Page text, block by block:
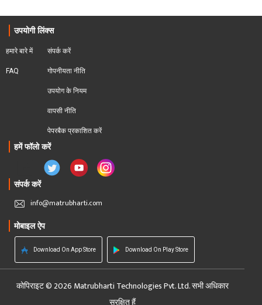
उपयोगी लिंक्स
हमारे बारे में
FAQ
संपर्क करें
गोपनीयता नीति
उपयोग के नियम
वापसी नीति
पेपरबैक प्रकाशित करें
हमें फॉलो करें
संपर्क करें
info@matrubharti.com
मोबाइल ऐप
Download On App Store Download On Play Store
कोपिराइट © 2026 Matrubharti Technologies Pvt. Ltd. सभी अधिकार